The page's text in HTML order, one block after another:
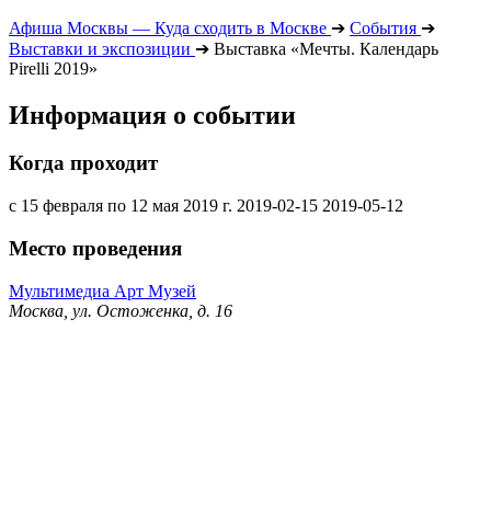
Афиша Москвы — Куда сходить в Москве ➔ События ➔
Выставки и экспозиции ➔ Выставка «Мечты. Календарь
Pirelli 2019»
Информация о событии
Когда проходит
с 15 февраля по 12 мая 2019 г. 2019-02-15 2019-05-12
Место проведения
Мультимедиа Арт Музей
Москва, ул. Остоженка, д. 16